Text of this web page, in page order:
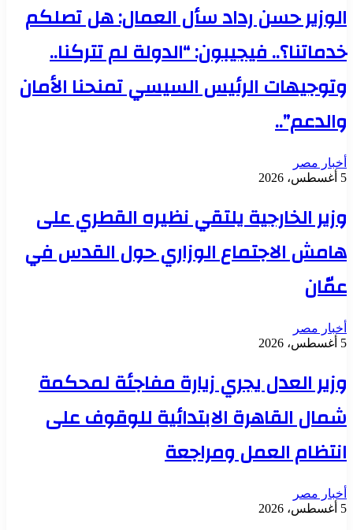
الوزير حسن رداد سأل العمال: هل تصلكم
خدماتنا؟.. فيجيبون: “الدولة لم تتركنا..
وتوجيهات الرئيس السيسي تمنحنا الأمان
والدعم”..
أخبار مصر
5 أغسطس، 2026
وزير الخارجية يلتقي نظيره القطري على
هامش الاجتماع الوزاري حول القدس في
عمّان
أخبار مصر
5 أغسطس، 2026
وزير العدل يجري زيارة مفاجئة لمحكمة
شمال القاهرة الابتدائية للوقوف على
انتظام العمل ومراجعة
أخبار مصر
5 أغسطس، 2026